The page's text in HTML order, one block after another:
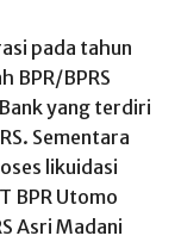
pada tahun
BPR/BPRS
yang terdiri
Sementara
likuidasi
BPR Utomo
Asri Madani